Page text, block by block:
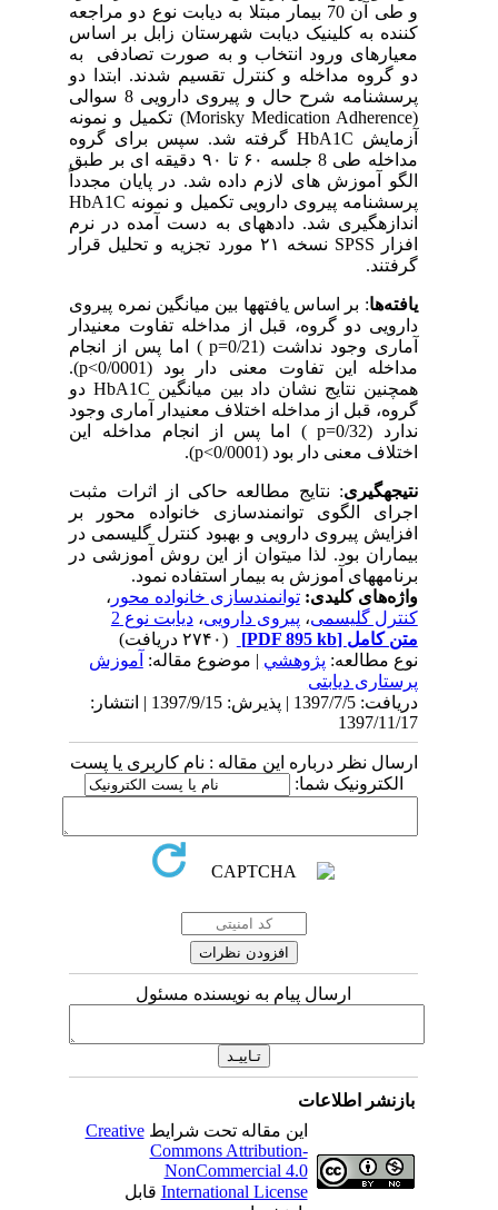
طیآن 70بیمارمبتلا بهدیابتنوعدومراجعه
کنندهبهکلینیکدیابتشهرستانزابل بر اساس
معیارهای ورود انتخاب و بهصورتتصادفی به
دوگروهمداخلهو کنترلتقسیمشدند. ابتدا دو
پرسشنامهشرح حالو پیرویدارویی 8 سوالی
تکمیلو نمونه
آزمایش HbA1C
گرفتهشد. سپس برایگروه
مداخلهطی 8 جلسه ۶۰ تا ۹۰ دقیقهایبرطبق
الگوآموزشهایلازم دادهشد.در پایان مجدداً
پرسشنامهپیرویداروییتکمیلو نمونه HbA1C
اندازه­گیری شد. داده­های به دست آمدهدرنرم
افزار SPSS نسخه ۲۱مورد تجزیهو تحلیلقرار
گرفتند.
یافته‌ها: بر اساس یافته­ها بین میانگین نمره پیروی
دارویی دو گروه، قبل از مداخله تفاوت معنی­دار
آماری وجود نداشت (0/21=p
) اما پس از انجام
مداخله این تفاوت معنی دار بود (0/0001>p).
همچنین نتایج نشان داد بین میانگین HbA1C
دو
گروه، قبل از مداخله اختلاف معنی­دار آماری وجود
ندارد (0/32=p
) اما پس از انجام مداخله این
اختلاف معنی دار بود (0/0001>p).
نتیجه­گیری: نتایجمطالعهحاکیاز اثراتمثبت
اجرایالگویتوانمندسازیخانوادهمحوربر
افزایشپیروی دارویی و بهبود کنترل گلیسمیدر
بیمارانبود.لذا می­توان از اینروشآموزشیدر
برنامه­هایآموزشبهبیماراستفادهنمود.
واژه‌های کلیدی:توانمندسازی خانواده محور،
کنترل گلیسمی،پیروی دارویی،دیابت نوع 2
متن کامل[PDF 895 kb]
نوع مطالعه:پژوهشي| موضوع مقاله:آموزش
پرستاری دیابتی
دریافت: 1397/7/5 | پذیرش: 1397/9/15 | انتشار:
1397/11/17
ارسال نظر درباره این مقاله : نام کاربری یا پست
الکترونیک شما:
ارسال پیام به نویسنده مسئول
بازنشر اطلاعات
این مقاله تحت شرایطCreative
Commons Attribution-
NonCommercial 4.0
International Licenseقابل